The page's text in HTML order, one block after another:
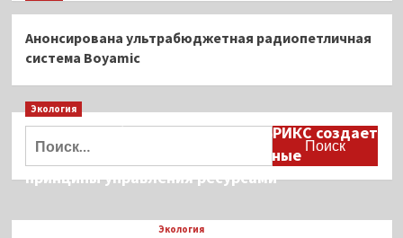
Анонсирована ультрабюджетная радиопетличная
система Boyamic
Экология
Дмитрий Кобылкин: площадка БРИКС создает
возможность сформировать единые
принципы управления ресурсами
Экология